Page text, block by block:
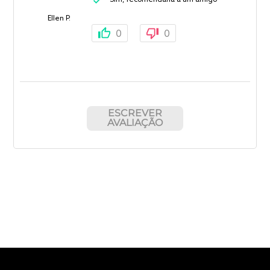
Ellen P.
0 0
ESCREVER
AVALIAÇÃO